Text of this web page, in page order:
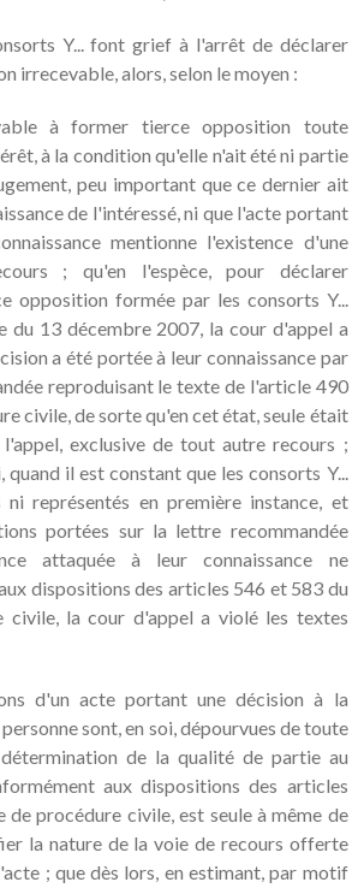
Y... font grief à l'arrêt de déclarer
irrecevable, alors, selon le moyen :
à former tierce opposition toute
à la condition qu'elle n'ait été ni partie
peu important que ce dernier ait
de l'intéressé, ni que l'acte portant
mentionne l'existence d'une
; qu'en l'espèce, pour déclarer
opposition formée par les consorts Y...
du 13 décembre 2007, la cour d'appel a
a été portée à leur connaissance par
reproduisant le texte de l'article 490
civile, de sorte qu'en cet état, seule était
exclusive de tout autre recours ;
quand il est constant que les consorts Y...
représentés en première instance, et
portées sur la lettre recommandée
attaquée à leur connaissance ne
dispositions des articles 546 et 583 du
civile, la cour d'appel a violé les textes
d'un acte portant une décision à la
sont, en soi, dépourvues de toute
de la qualité de partie au
aux dispositions des articles
de procédure civile, est seule à même de
la nature de la voie de recours offerte
; que dès lors, en estimant, par motif